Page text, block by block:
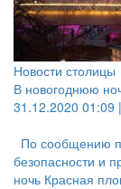
Новости столицы
В новогоднюю
31.12.2020 01:09 |
По сообщению
безопасности и
ночь Красная